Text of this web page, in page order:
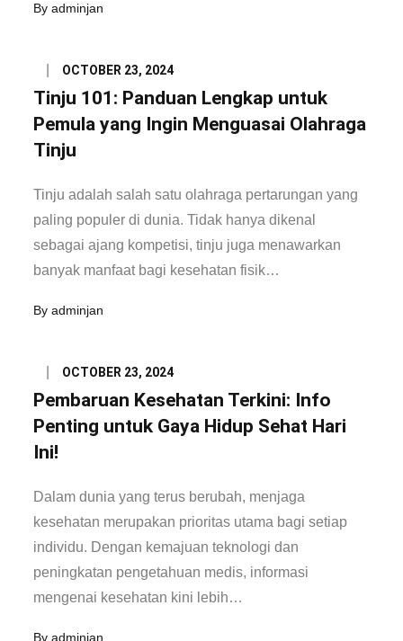
Byadminjan
Posted
on
OCTOBER 23, 2024
Tinju 101: Panduan Lengkap untuk
Pemula yang Ingin Menguasai Olahraga
Tinju
Tinju adalah salah satu olahraga pertarungan yang
paling populer di dunia. Tidak hanya dikenal
sebagai ajang kompetisi, tinju juga menawarkan
banyak manfaat bagi kesehatan fisik…
Byadminjan
Posted
on
OCTOBER 23, 2024
Pembaruan Kesehatan Terkini: Info
Penting untuk Gaya Hidup Sehat Hari
Ini!
Dalam dunia yang terus berubah, menjaga
kesehatan merupakan prioritas utama bagi setiap
individu. Dengan kemajuan teknologi dan
peningkatan pengetahuan medis, informasi
mengenai kesehatan kini lebih…
Byadminjan